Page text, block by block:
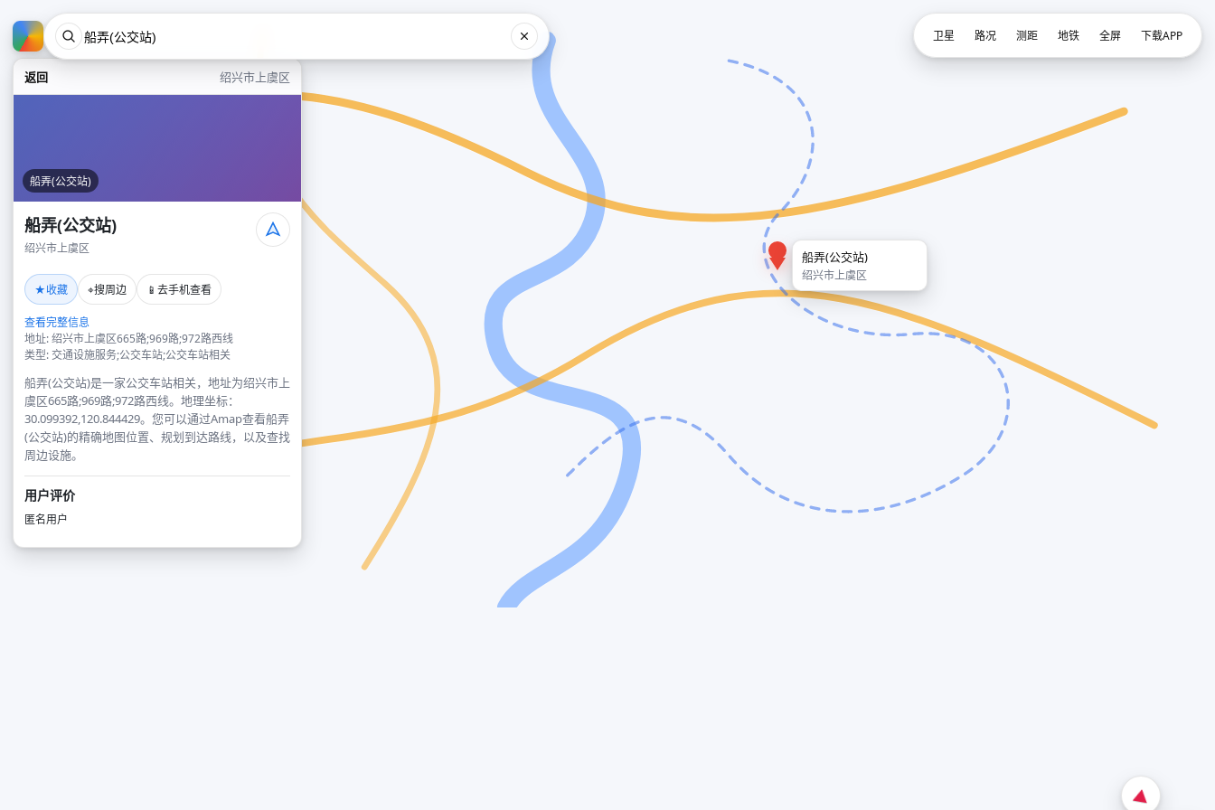
返回 绍兴市上虞区
船弄(公交站)
船弄(公交站)
绍兴市上虞区
★收藏 ⌖搜周边 📱 去手机查看
查看完整信息
地址: 绍兴市上虞区665路;969路;972路西线
类型: 交通设施服务;公交车站;公交车站相关
船弄(公交站)是一家公交车站相关，地址为绍兴市上
虞区665路;969路;972路西线。地理坐标：
30.099392,120.844429。您可以通过Amap查看船弄
(公交站)的精确地图位置、规划到达路线，以及查找
周边设施。
用户评价
匿名用户
船弄(公交站)
绍兴市上虞区
卫星 路况 测距 地铁 全屏 下载APP